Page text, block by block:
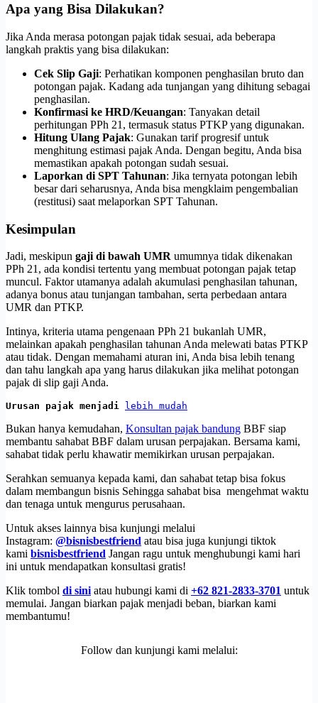
Apa yang Bisa Dilakukan?
Jika Anda merasa potongan pajak tidak sesuai, ada beberapa
langkah praktis yang bisa dilakukan:
Cek Slip Gaji: Perhatikan komponen penghasilan bruto dan
potongan pajak. Kadang ada tunjangan yang dihitung sebagai
penghasilan.
Konfirmasi ke HRD/Keuangan: Tanyakan detail
perhitungan PPh 21, termasuk status PTKP yang digunakan.
Hitung Ulang Pajak: Gunakan tarif progresif untuk
menghitung estimasi pajak Anda. Dengan begitu, Anda bisa
memastikan apakah potongan sudah sesuai.
Laporkan di SPT Tahunan: Jika ternyata potongan lebih
besar dari seharusnya, Anda bisa mengklaim pengembalian
(restitusi) saat melaporkan SPT Tahunan.
Kesimpulan
Jadi, meskipun gaji di bawah UMR umumnya tidak dikenakan
PPh 21, ada kondisi tertentu yang membuat potongan pajak tetap
muncul. Faktor utamanya adalah akumulasi penghasilan tahunan,
adanya bonus atau tunjangan tambahan, serta perbedaan antara
UMR dan PTKP.
Intinya, kriteria utama pengenaan PPh 21 bukanlah UMR,
melainkan apakah penghasilan tahunan Anda melewati batas PTKP
atau tidak. Dengan memahami aturan ini, Anda bisa lebih tenang
dan tahu langkah apa yang harus dilakukan jika melihat potongan
pajak di slip gaji Anda.
Urusan pajak menjadi lebih mudah
Bukan hanya kemudahan, Konsultan pajak bandung BBF siap
membantu sahabat BBF dalam urusan perpajakan. Bersama kami,
sahabat tidak perlu khawatir memikirkan urusan perpajakan.
Serahkan semuanya kepada kami, dan sahabat tetap bisa fokus
dalam membangun bisnis Sehingga sahabat bisa mengehmat waktu
dan tenaga untuk mengurus perusahaan.
Untuk akses lainnya bisa kunjungi melalui
Instagram: @bisnisbestfriend atau bisa juga kunjungi tiktok
kami bisnisbestfriend Jangan ragu untuk menghubungi kami hari
ini untuk mendapatkan konsultasi gratis!
Klik tombol di sini atau hubungi kami di +62 821-2833-3701 untuk
memulai. Jangan biarkan pajak menjadi beban, biarkan kami
membantumu!
Follow dan kunjungi kami melalui: